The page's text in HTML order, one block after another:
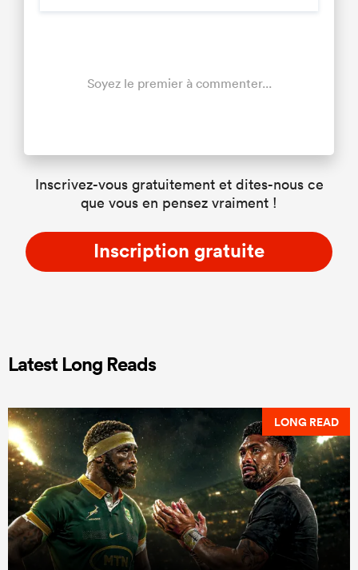
Soyez le premier à commenter...
Inscrivez-vous gratuitement et dites-nous ce
que vous en pensez vraiment !
Inscription gratuite
Latest Long Reads
LONG READ